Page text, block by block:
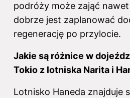
podróży może zająć
dobrze jest zaplanować
regenerację po przylocie.
Jakie są różnice w
Tokio z lotniska Narita i
Lotnisko Haneda znajduje